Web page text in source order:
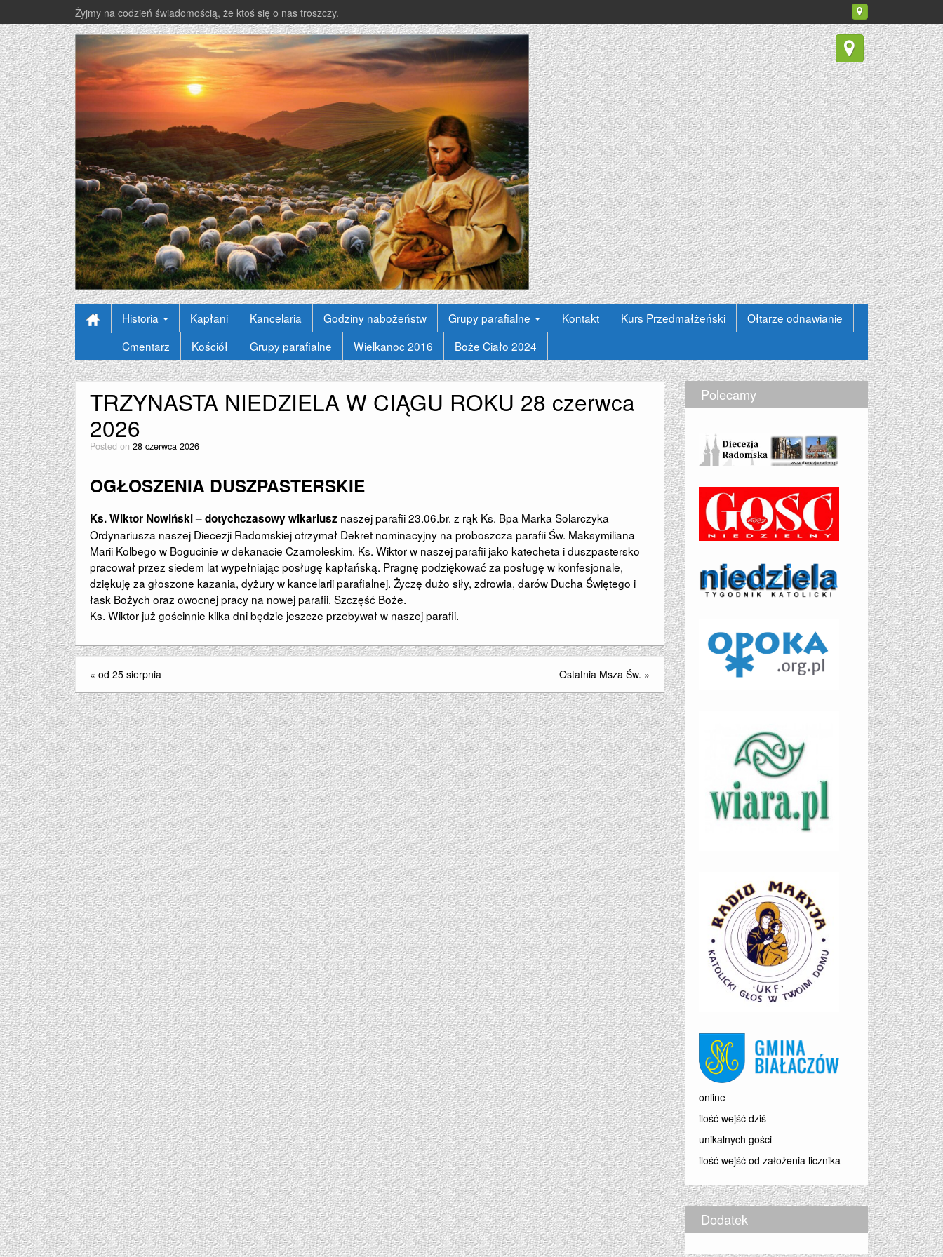
Żyjmy na codzień świadomością, że ktoś się o nas troszczy.
Historia Kapłani Kancelaria Godziny nabożeństw Grupy parafialne Kontakt Kurs Przedmałżeński
Ołtarze odnawianie
Cmentarz
Kościół Grupy parafialne Wielkanoc 2016 Boże Ciało 2024
TRZYNASTA NIEDZIELA W CIĄGU ROKU 28 czerwca
2026
Posted on 28 czerwca 2026
OGŁOSZENIA DUSZPASTERSKIE
Ks. Wiktor Nowiński – dotychczasowy wikariusz naszej parafii 23.06.br. z rąk Ks. Bpa Marka Solarczyka
Ordynariusza naszej Diecezji Radomskiej otrzymał Dekret nominacyjny na proboszcza parafii Św. Maksymiliana
Marii Kolbego w Bogucinie w dekanacie Czarnoleskim. Ks. Wiktor w naszej parafii jako katecheta i duszpastersko
pracował przez siedem lat wypełniając posługę kapłańską. Pragnę podziękować za posługę w konfesjonale,
dziękuję za głoszone kazania, dyżury w kancelarii parafialnej. Życzę dużo siły, zdrowia, darów Ducha Świętego i
łask Bożych oraz owocnej pracy na nowej parafii. Szczęść Boże.
Ks. Wiktor już gościnnie kilka dni będzie jeszcze przebywał w naszej parafii.
« od 25 sierpnia Ostatnia Msza Św. »
Polecamy
online
ilość wejść dziś
unikalnych gości
ilość wejść od założenia licznika
Dodatek